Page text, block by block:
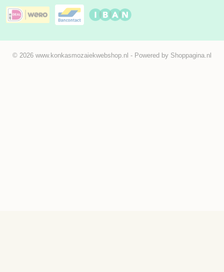
© 2026 www.konkasmozaiekwebshop.nl - Powered by Shoppagina.nl